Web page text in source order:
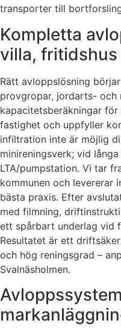
transporter till
Kompletta
villa, fritidshus
Rätt avloppslösning
provgropar, jordarts- och
kapacitetsberäkningar
fastighet och uppfyller
infiltration inte är möjlig
minireningsverk; vid
LTA/pumpstation. Vi tar
kommunen och levererar
bästa praxis. Efter
med filmning,
ett spårbart underlag vid
Resultatet är ett
och hög reningsgrad –
Svalnäsholmen.